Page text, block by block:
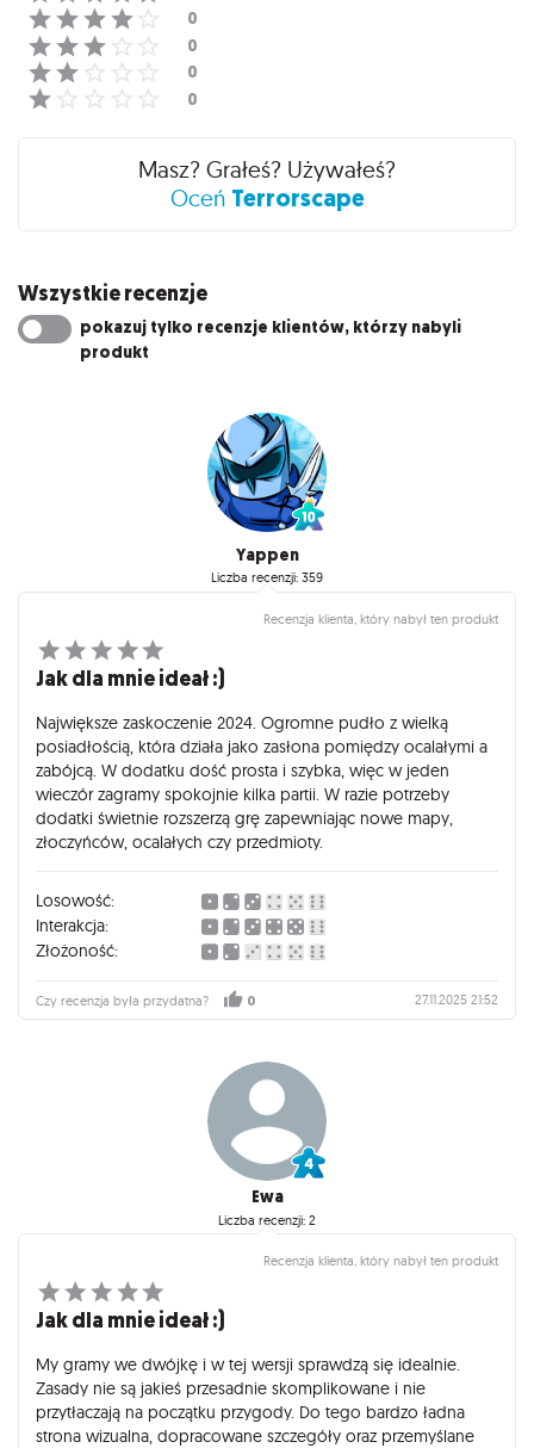
Masz? Grałeś? Używałeś?
Oceń Terrorscape
Wszystkie recenzje
pokazuj tylko recenzje klientów, którzy nabyli
produkt
Yappen
Liczba recenzji: 359
Recenzja klienta, który nabył ten produkt
Jak dla mnie ideał :)
Największe zaskoczenie 2024. Ogromne pudło z wielką
posiadłością, która działa jako zasłona pomiędzy ocalałymi a
zabójcą. W dodatku dość prosta i szybka, więc w jeden
wieczór zagramy spokojnie kilka partii. W razie potrzeby
dodatki świetnie rozszerzą grę zapewniając nowe mapy,
złoczyńców, ocalałych czy przedmioty.
Losowość:
Interakcja:
Złożoność:
Czy recenzja była przydatna? 0 27.11.2025 21:52
Ewa
Liczba recenzji: 2
Recenzja klienta, który nabył ten produkt
Jak dla mnie ideał :)
My gramy we dwójkę i w tej wersji sprawdzą się idealnie.
Zasady nie są jakieś przesadnie skomplikowane i nie
przytłaczają na początku przygody. Do tego bardzo ładna
strona wizualna, dopracowane szczegóły oraz przemyślane